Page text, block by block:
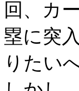
回、カ
塁に突
りたい